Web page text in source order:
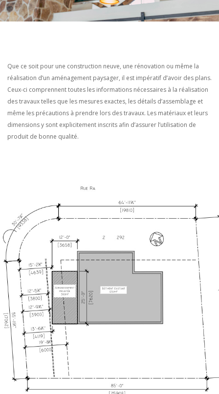
Que ce soit pour une construction neuve, une rénovation ou même la
réalisation d’un aménagement paysager, il est impératif d’avoir des plans.
Ceux-ci comprennent toutes les informations nécessaires à la réalisation
des travaux telles que les mesures exactes, les détails d’assemblage et
même les précautions à prendre lors des travaux. Les matériaux et leurs
dimensions y sont explicitement inscrits afin d’assurer l’utilisation de
produit de bonne qualité.